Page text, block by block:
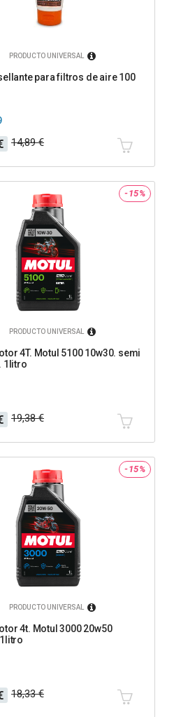
PRODUCTO UNIVERSAL
para filtros de aire 100
14,89 €
-15%
PRODUCTO UNIVERSAL
4T. Motul 5100 10w30. semi
1litro
19,38 €
-15%
PRODUCTO UNIVERSAL
4t. Motul 3000 20w50
18,33 €